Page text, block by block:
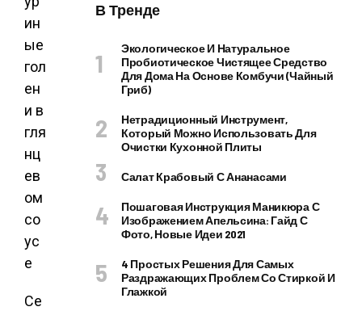
Се
В Тренде
Экологическое И Натуральное
Пробиотическое Чистящее Средство
Для Дома На Основе Комбучи (чайный
Гриб)
Нетрадиционный Инструмент,
Который Можно Использовать Для
Очистки Кухонной Плиты
Салат Крабовый С Ананасами
Пошаговая Инструкция Маникюра С
Изображением Апельсина: Гайд С
Фото, Новые Идеи 2021
4 Простых Решения Для Самых
Раздражающих Проблем Со Стиркой И
Глажкой